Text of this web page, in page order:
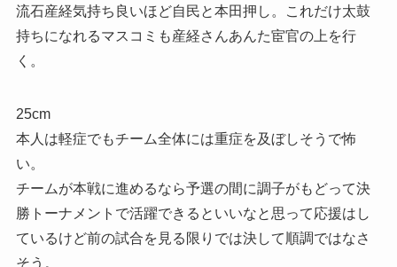
流石産経気持ち良いほど自民と本田押し。これだけ太鼓
持ちになれるマスコミも産経さんあんた宦官の上を行
く。
25cm
本人は軽症でもチーム全体には重症を及ぼしそうで怖
い。
チームが本戦に進めるなら予選の間に調子がもどって決
勝トーナメントで活躍できるといいなと思って応援はし
ているけど前の試合を見る限りでは決して順調ではなさ
そう。